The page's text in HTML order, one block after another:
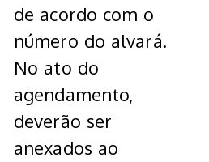
de acordo com o
número do alvará.
No ato do
agendamento,
deverão ser
anexados ao